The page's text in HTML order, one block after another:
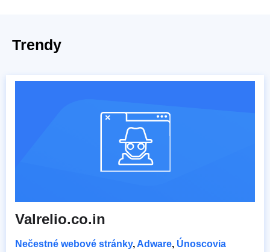
Trendy
Valrelio.co.in
Nečestné webové stránky, Adware, Únoscovia